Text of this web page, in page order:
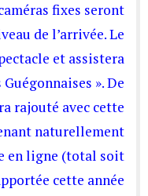
fixes seront
de l’arrivée. Le
et assistera
». De
rajouté avec cette
naturellement
en ligne (total soit
cette année